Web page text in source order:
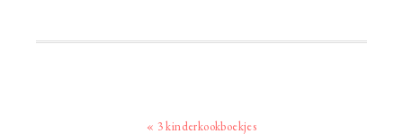
Vorig
« 3 kinderkookboekjes